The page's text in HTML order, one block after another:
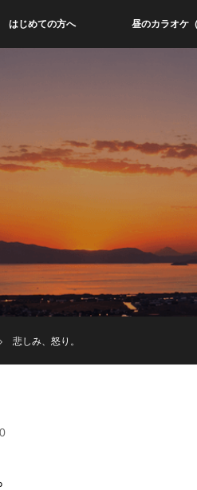
はじめての方へ 昼のカラオケ
悲しみ、怒り。